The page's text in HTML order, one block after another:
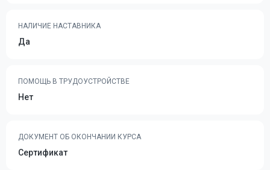
НАЛИЧИЕ НАСТАВНИКА
Да
ПОМОЩЬ В ТРУДОУСТРОЙСТВЕ
Нет
ДОКУМЕНТ ОБ ОКОНЧАНИИ КУРСА
Сертификат